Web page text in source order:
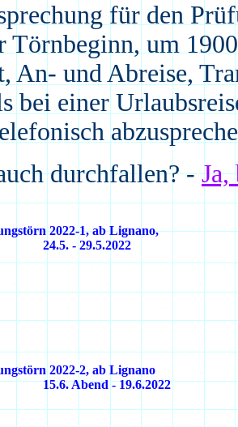
für den
Törnbeginn, um
An- und Abreise,
bei einer
durchfallen? -Ja,
2022-1,ab Lignano,
2022-2, ab Lignano
- 19.6.2022